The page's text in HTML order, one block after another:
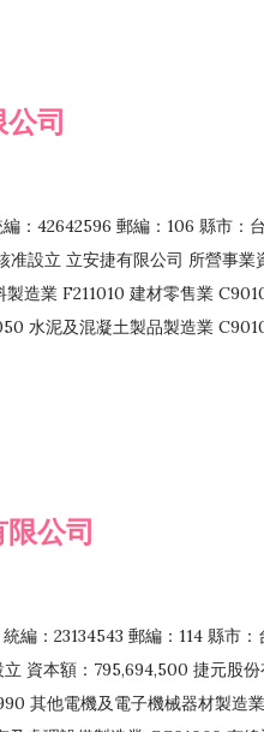
司
：42642596 郵編：106 縣市：
准設立 立安捷有限公司 所營事
造業 F211010 建材零售業
水泥及混凝土製品製造業
F102170 食品什貨批發業
公司
編：23134543 郵編：114 縣市
資本額：795,694,500 捷元股
其他電機及電子機械器材製造